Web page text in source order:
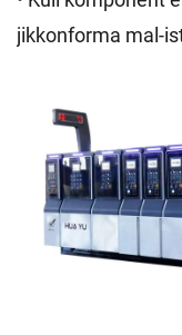
jikkonforma mal-